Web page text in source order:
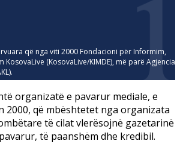
që nga viti 2000 Fondacioni për Informim,
KosovaLive (KosovaLive/KIMDE), më parë Agjencia
organizatë e pavarur mediale, e
2000, që mbështetet nga organizata
të cilat vlerësojnë gazetarinë
të paanshëm dhe kredibil.